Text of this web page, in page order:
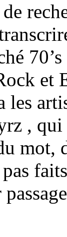
et
, qui
mot,
pas